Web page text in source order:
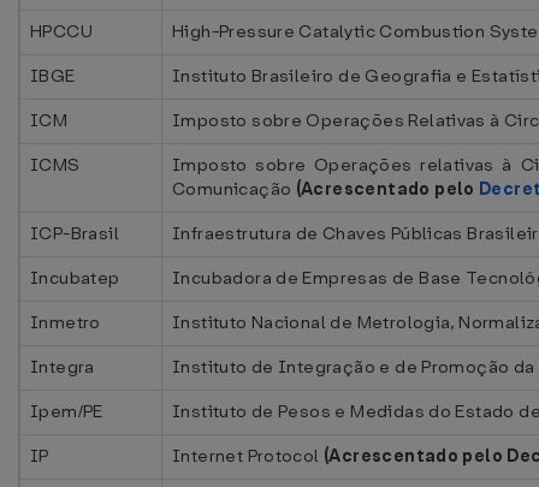
HPCCU
High-Pressure Catalytic Combustion
IBGE
Instituto Brasileiro de Geografia e
ICM
Imposto sobre Operações Relativas à
ICMS
Imposto sobre Operações relativas à
Comunicação (Acrescentado pelo
ICP-Brasil
Infraestrutura de Chaves Públicas
Incubatep
Incubadora de Empresas de Base
Inmetro
Instituto Nacional de Metrologia,
Integra
Instituto de Integração e de Promoção da
Ipem/PE
Instituto de Pesos e Medidas do Estado
IP
Internet Protocol (Acrescentado pelo